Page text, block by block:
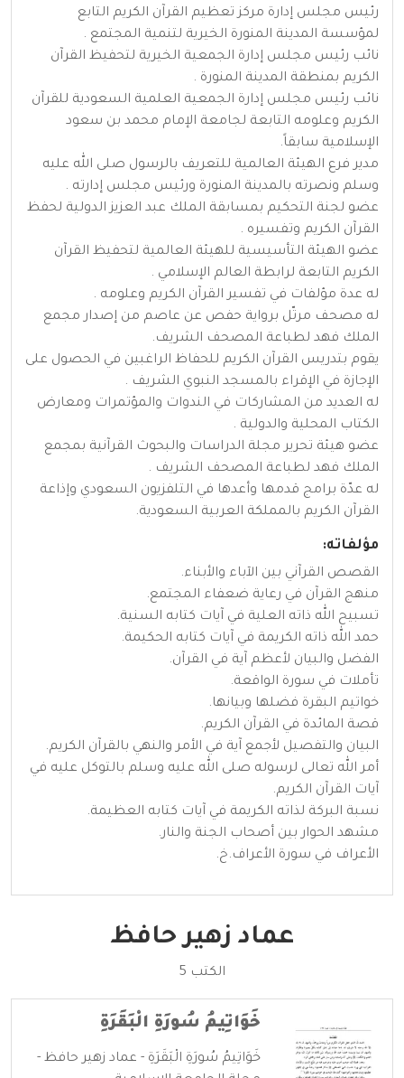
رئيس مجلس إدارة مركز تعظيم القرآن الكريم التابع
لمؤسسة المدينة المنورة الخيرية لتنمية المجتمع .
نائب رئيس مجلس إدارة الجمعية الخيرية لتحفيظ القرآن
الكريم بمنطقة المدينة المنورة .
نائب رئيس مجلس إدارة الجمعية العلمية السعودية للقرآن
الكريم وعلومه التابعة لجامعة الإمام محمد بن سعود
الإسلامية سابقاً.
مدير فرع الهيئة العالمية للتعريف بالرسول صلى الله عليه
وسلم ونصرته بالمدينة المنورة ورئيس مجلس إدارته .
عضو لجنة التحكيم بمسابقة الملك عبد العزيز الدولية لحفظ
القرآن الكريم وتفسيره .
عضو الهيئة التأسيسية للهيئة العالمية لتحفيظ القرآن
الكريم التابعة لرابطة العالم الإسلامي .
له عدة مؤلفات في تفسير القرآن الكريم وعلومه .
له مصحف مرتّل برواية حفص عن عاصم من إصدار مجمع
الملك فهد لطباعة المصحف الشريف.
يقوم بتدريس القرآن الكريم للحفاظ الراغبين في الحصول على
الإجازة في الإقراء بالمسجد النبوي الشريف .
له العديد من المشاركات في الندوات والمؤتمرات ومعارض
الكتاب المحلية والدولية .
عضو هيئة تحرير مجلة الدراسات والبحوث القرآنية بمجمع
الملك فهد لطباعة المصحف الشريف .
له عدّة برامج قدمها وأعدها في التلفزيون السعودي وإذاعة
القرآن الكريم بالمملكة العربية السعودية.
مؤلفاته:
القصص القرآني بين الآباء والأبناء.
منهج القرآن في رعاية ضعفاء المجتمع.
تسبيح الله ذاته العلية في آيات كتابه السنية.
حمد الله ذاته الكريمة في آيات كتابه الحكيمة.
الفضل والبيان لأعظم آية في القرآن.
تأملات في سورة الواقعة.
خواتيم البقرة فضلها وبيانها.
قصة المائدة في القرآن الكريم.
البيان والتفصيل لأجمع آية في الأمر والنهي بالقرآن الكريم.
أمر الله تعالى لرسوله صلى الله عليه وسلم بالتوكل عليه في
آيات القرآن الكريم.
نسبة البركة لذاته الكريمة في آيات كتابه العظيمة.
مشهد الحوار بين أصحاب الجنة والنار.
الأعراف في سورة الأعراف.خ.
عماد زهير حافظ
الكتب 5
خَوَاتِيمُ سُورَةِ الْبَقَرَةِ
خَوَاتِيمُ سُورَةِ الْبَقَرَةِ - عماد زهير حافظ -